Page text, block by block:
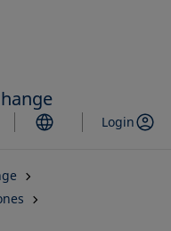
Login